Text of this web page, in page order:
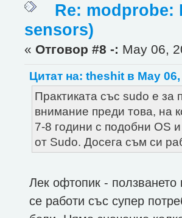
Re: modprobe:
sensors)
« Отговор #8 -: May 06,
Цитат на: theshit в May
Практиката със sudo е за
внимание преди това, на
7-8 години с подобни OS
от Sudo. Досега съм си
Лек офтопик -
се работи със супер